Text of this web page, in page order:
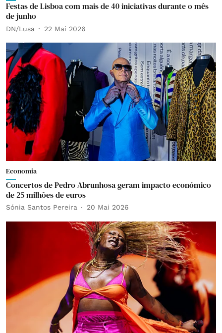
Festas de Lisboa com mais de 40 iniciativas durante o mês
de junho
DN/Lusa 22 Mai 2026
Economia
Concertos de Pedro Abrunhosa geram impacto económico
de 25 milhões de euros
Sónia Santos Pereira 20 Mai 2026